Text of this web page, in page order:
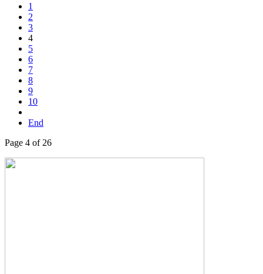
1
2
3
4
5
6
7
8
9
10
End
Page 4 of 26